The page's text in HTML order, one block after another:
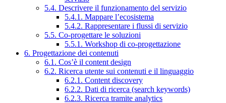
5.4. Descrivere il funzionamento del servizio
5.4.1. Mappare l’ecosistema
5.4.2. Rappresentare i flussi di servizio
5.5. Co-progettare le soluzioni
5.5.1. Workshop di co-progettazione
6. Progettazione dei contenuti
6.1. Cos’è il content design
6.2. Ricerca utente sui contenuti e il linguaggio
6.2.1. Content discovery
6.2.2. Dati di ricerca (search keywords)
6.2.3. Ricerca tramite analytics